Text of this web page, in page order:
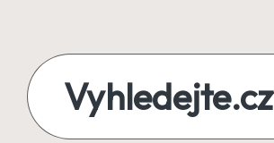
content
Vyhledejte.cz